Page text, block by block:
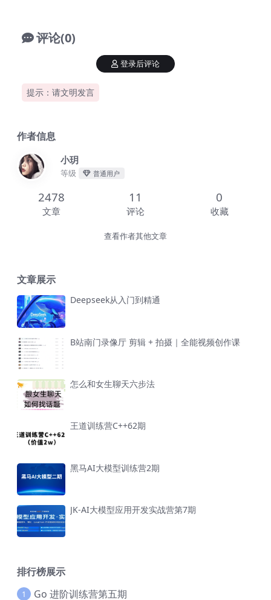
评论(0)
提示：请文明发言
登录后评论
作者信息
小玥
等级 普通用户
2478
文章
11
评论
0
收藏
查看作者其他文章
文章展示
Deepseek从入门到精通
B站南门录像厅 剪辑 + 拍摄｜全能视频创作课
怎么和女生聊天六步法
王道训练营C++62期
黑马AI大模型训练营2期
JK-AI大模型应用开发实战营第7期
排行榜展示
1 Go 进阶训练营第五期